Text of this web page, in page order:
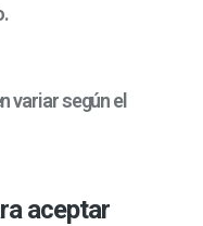
variar según el
aceptar